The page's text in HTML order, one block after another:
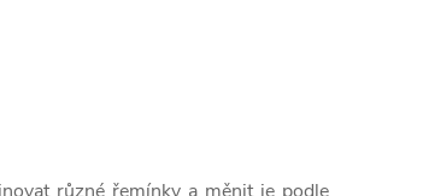
různé řemínky a měnit je podle